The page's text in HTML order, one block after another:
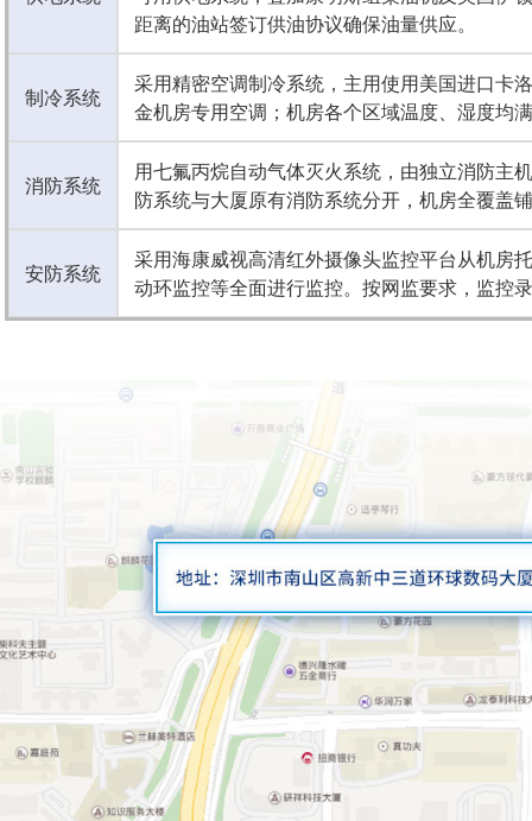
距离的油站签订供油协议确保油量供应。
制冷系统
采用精密空调制冷系统，主用使用美国进口卡
金机房专用空调；机房各个区域温度、湿度均
消防系统
用七氟丙烷自动气体灭火系统，由独立消防主
防系统与大厦原有消防系统分开，机房全覆盖
安防系统
采用海康威视高清红外摄像头监控平台从机房
动环监控等全面进行监控。按网监要求，监控